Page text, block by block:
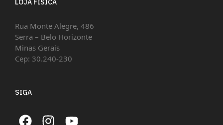
LOJA FÍSICA
Rua Monte Alegre, 486
Serra – Belo Horizonte
Minas Gerais
Cep: 30.240-230
SIGA